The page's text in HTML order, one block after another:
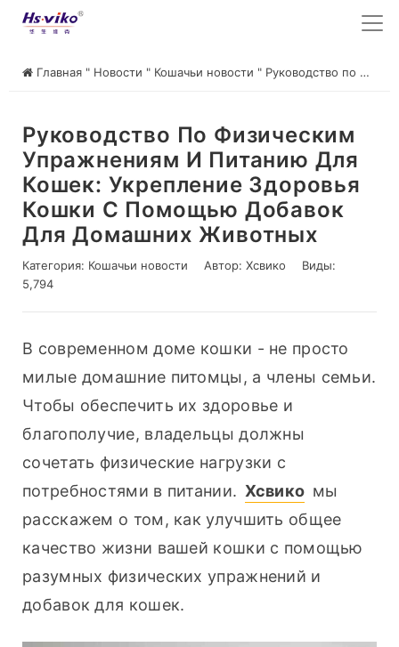
Главная " Новости " Кошачьи новости " Руководство по физическим упражнениям и питанию для кошек: Укрепление здоровья кошки с помощью добавок для домашних животных
Руководство По Физическим
Упражнениям И Питанию Для
Кошек: Укрепление Здоровья
Кошки С Помощью Добавок
Для Домашних Животных
Категория: Кошачьи новости Автор: Хсвико
Виды:
5,794
В современном доме кошки - не просто
милые домашние питомцы, а члены семьи.
Чтобы обеспечить их здоровье и
благополучие, владельцы должны
сочетать физические нагрузки с
потребностями в питании. Хсвико мы
расскажем о том, как улучшить общее
качество жизни вашей кошки с помощью
разумных физических упражнений и
добавок для кошек.